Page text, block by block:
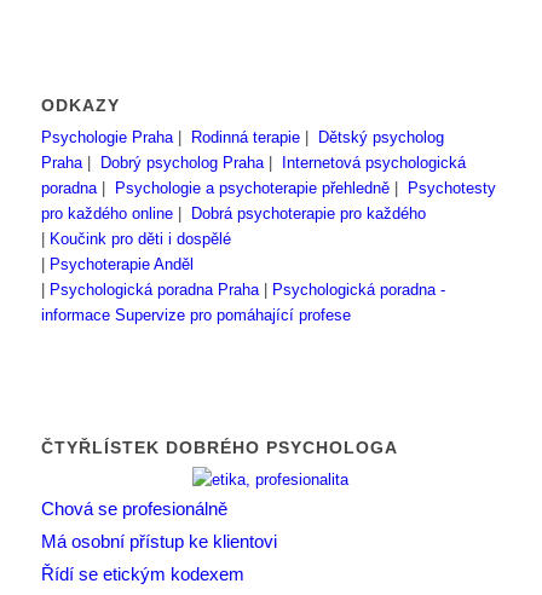
ODKAZY
Psychologie Praha| Rodinná terapie|
Dětský psycholog
Praha| Dobrý psycholog Praha|
Internetová psychologická
poradna| Psychologie a psychoterapie přehledně|
Psychotesty
pro každého online|
Dobrá psychoterapie pro každého
Koučink pro děti i dospělé
Psychoterapie Anděl
Psychologická poradna Praha|
Psychologická poradna -
informace Supervize pro pomáhající profese
ČTYŘLÍSTEK DOBRÉHO PSYCHOLOGA
Chová se profesionálně
Má osobní přístup ke klientovi
Řídí se etickým kodexem